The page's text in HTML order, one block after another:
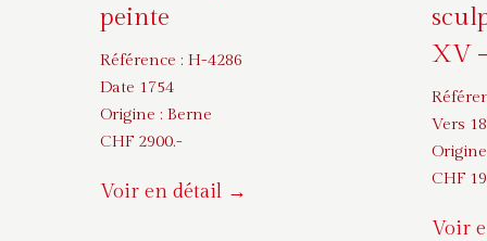
peinte
Référence : H-4286
Date 1754
Origine : Berne
CHF 2900.-
Voir en détail →
XV
Vers
CHF
Voir